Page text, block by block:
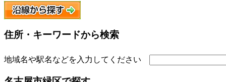
住所・キーワードから検索
地域名や駅名などを入力してください